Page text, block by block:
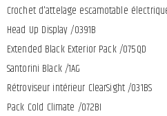
Crochet d'attelage escamotable
Head Up Display /0391B
Extended Black Exterior Pack /075QD
Santorini Black /1AG
Rétroviseur intérieur ClearSight /031BS
Pack Cold Climate /072BI